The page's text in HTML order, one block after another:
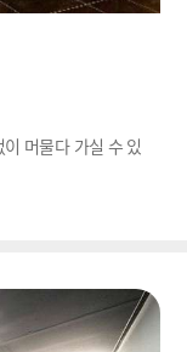
머물다 가실 수 있